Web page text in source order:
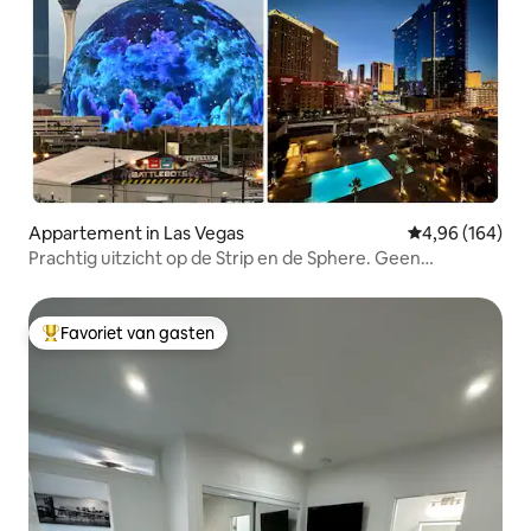
Appartement in Las Vegas Gemiddelde
4,96 (164)
Prachtig uitzicht op de Strip en de Sphere. Geen
Topfavoriet van gasten
Favoriet van gasten